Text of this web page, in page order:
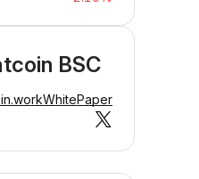
BSC
WhitePaper